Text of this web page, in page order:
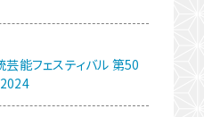
能フェスティバル 第50